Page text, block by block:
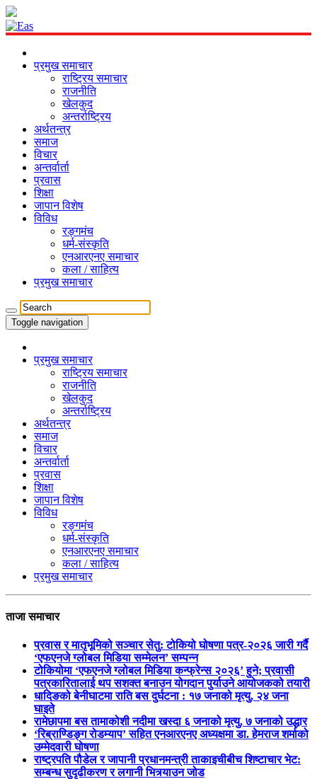
प्रमुख समाचार
राष्ट्रिय समाचार
राजनीति
खेलकुद
अन्तर्राष्ट्रिय
अर्थतन्त्र
समाज
विचार
अन्तर्वार्ता
प्रवास
शिक्षा
जापान विशेष
विविध
रङ्गमंच
धर्म-संस्कृति
एनआरएनए समाचार
कला / साहित्य
प्रमुख समाचार
Toggle navigation
प्रमुख समाचार
राष्ट्रिय समाचार
राजनीति
खेलकुद
अन्तर्राष्ट्रिय
अर्थतन्त्र
समाज
विचार
अन्तर्वार्ता
प्रवास
शिक्षा
जापान विशेष
विविध
रङ्गमंच
धर्म-संस्कृति
एनआरएनए समाचार
कला / साहित्य
प्रमुख समाचार
ताजा समाचार
प्रवास र मातृभूमिको सञ्चार सेतु: टोकियो घोषणा पत्र-२०२६ जारी गर्दै
‘एफएनजे ग्लोबल मिडिया सम्मेलन’ सम्पन्न
टोकियोमा ‘एफएनजे ग्लोबल मिडिया कन्फ्रेन्स २०२६’ हुने; प्रवासी
पत्रकारितालाई थप सशक्त बनाउन योगदान पुर्याउने आयोजकको तयारी
धादिङको बेनीघाटमा राति बस दुर्घटना : १७ जनाको मृत्यु, २४ जना
घाइते
रामेछापमा बस तामाकोशी नदीमा खस्दा ६ जनाको मृत्यु, ७ जनाको उद्धार
‘रिब्राण्डिङ्ग रोडम्याप’ सहित एनआरएनए अध्यक्षमा डा. हेमराज शर्माको
उम्मेदवारी घोषणा
राष्ट्रपति पौडेल र जापानी प्रधानमन्त्री ताकाइचीबीच शिष्टाचार भेट:
सम्बन्ध सुदृढीकरण र लगानी भित्र्याउन जोड